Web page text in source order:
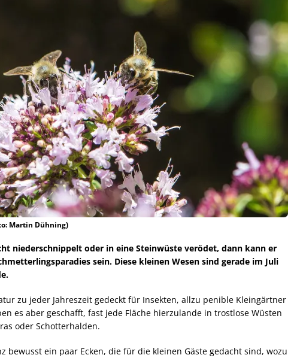
Martin Dühning)
niederschnippelt oder in eine Steinwüste verödet, dann kann er
sein. Diese kleinen Wesen sind gerade im Juli
zu jeder Jahreszeit gedeckt für Insekten, allzu penible Kleingärtner
es aber geschafft, fast jede Fläche hierzulande in trostlose Wüsten
oder Schotterhalden.
bewusst ein paar Ecken, die für die kleinen Gäste gedacht sind, wozu